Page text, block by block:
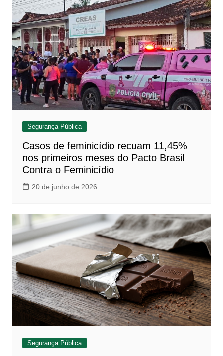
Segurança Pública
Casos de feminicídio recuam 11,45%
nos primeiros meses do Pacto Brasil
Contra o Feminicídio
20 de junho de 2026
Segurança Pública